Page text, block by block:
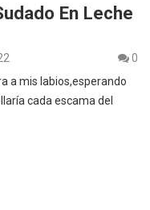
En Leche
0
a mis labios,esperando
cada escama del